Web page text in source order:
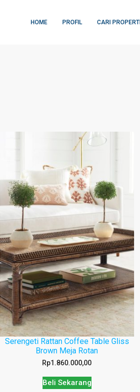
HOME PROFIL CARI PROPERTI
Serengeti Rattan Coffee Table Gliss
Brown Meja Rotan
Rp1.860.000,00
Beli Sekarang